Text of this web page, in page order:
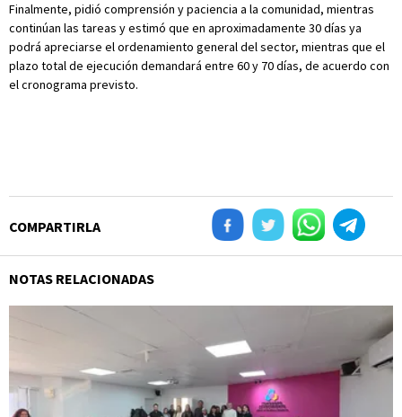
Finalmente, pidió comprensión y paciencia a la comunidad, mientras
continúan las tareas y estimó que en aproximadamente 30 días ya
podrá apreciarse el ordenamiento general del sector, mientras que el
plazo total de ejecución demandará entre 60 y 70 días, de acuerdo con
el cronograma previsto.
COMPARTIRLA
NOTAS RELACIONADAS